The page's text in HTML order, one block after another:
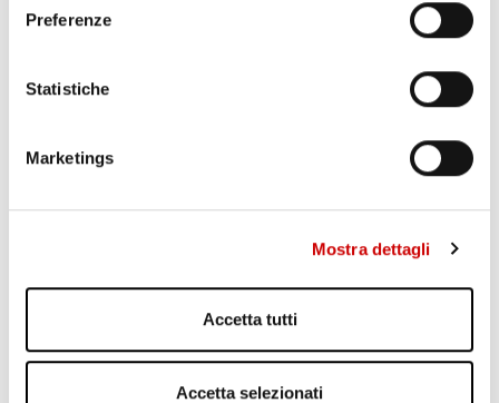
Preferenze
Statistiche
Marketings
Mostra dettagli
Accetta tutti
Accetta selezionati
Leggi l'articolo